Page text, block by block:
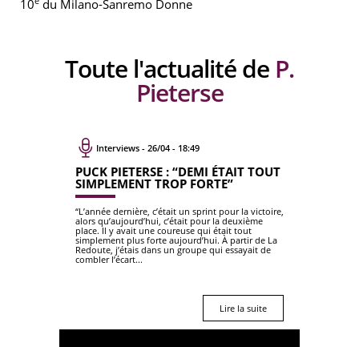
10 du Milano-Sanremo Donne
Toute l'actualité de P.
Pieterse
Interviews - 26/04 - 18:49
PUCK PIETERSE : “DEMI ÉTAIT TOUT
SIMPLEMENT TROP FORTE”
“L’année dernière, c’était un sprint pour la victoire,
alors qu’aujourd’hui, c’était pour la deuxième
place. Il y avait une coureuse qui était tout
simplement plus forte aujourd’hui. À partir de La
Redoute, j’étais dans un groupe qui essayait de
combler l’écart...
Lire la suite